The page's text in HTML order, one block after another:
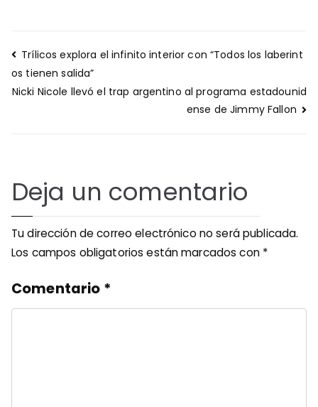
Navegación
de
entradas
Trílicos explora el infinito interior con “Todos los laberint
os tienen salida”
Nicki Nicole llevó el trap argentino al programa estadounid
ense de Jimmy Fallon
Deja un comentario
Tu dirección de correo electrónico no será publicada.
Los campos obligatorios están marcados con *
Comentario *